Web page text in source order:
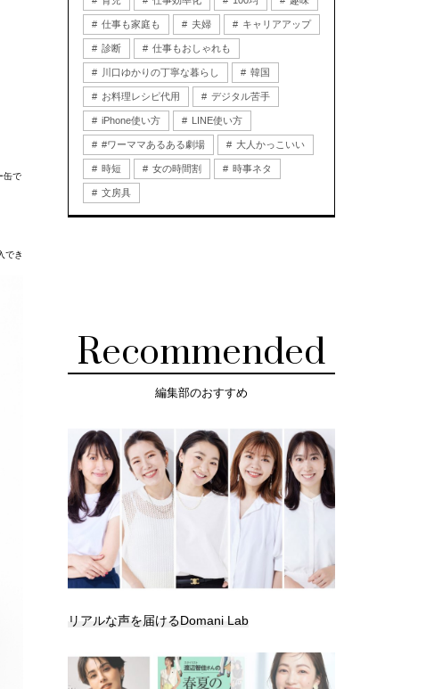
缶で
でき
仕事も家庭も 夫婦 キャリアアップ
診断 仕事もおしゃれも
川口ゆかりの丁寧な暮らし 韓国
お料理レシピ代用 デジタル苦手
iPhone使い方 LINE使い方
#ワーママあるある劇場 大人かっこいい
時短 女の時間割 時事ネタ
文房具
Recommended
編集部のおすすめ
リアルな声を届けるDomani Lab